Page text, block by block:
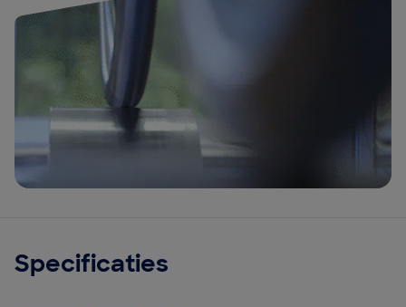
Specificaties